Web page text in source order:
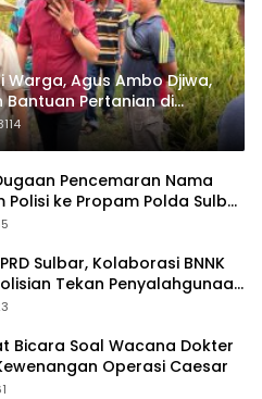
Warga, Agus Ambo Djiwa,
Bantuan Pertanian di
Pencemaran Nama
Polisi ke Propam Polda Sulbar
Sulbar, Kolaborasi BNNK
Tekan Penyalahgunaan
Bicara Soal Wacana Dokter
Operasi Caesar